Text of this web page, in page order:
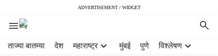
ADVERTISEMENT / WIDGET
ताज्या बातम्या देश महाराष्ट्र मुंबई पुणे विश्लेषण